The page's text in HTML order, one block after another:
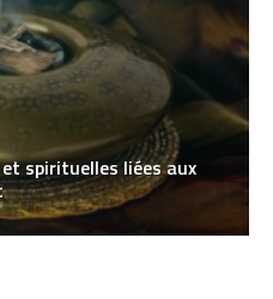
spirituelles liées aux